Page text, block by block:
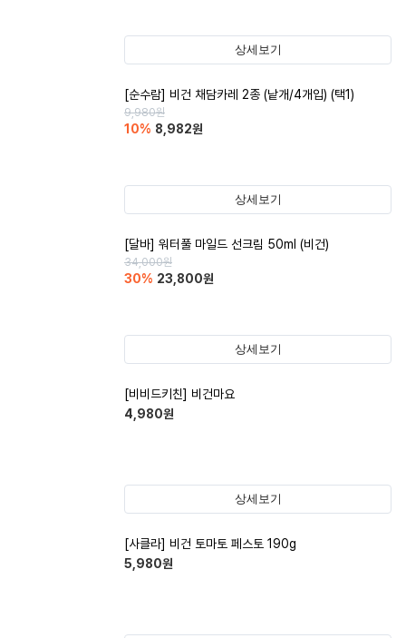
상세보기
[순수람] 비건 채담카레 2종 (낱개/4개입) (택1)
9,980원
10% 8,982원
상세보기
[달바] 워터풀 마일드 선크림 50ml (비건)
34,000원
30% 23,800원
상세보기
[비비드키친] 비건마요
4,980원
상세보기
[사클라] 비건 토마토 페스토 190g
5,980원